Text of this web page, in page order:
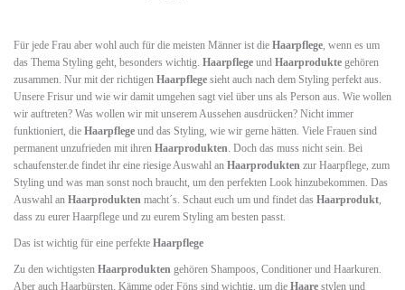
Für jede Frau aber wohl auch für die meisten Männer ist die Haarpflege, wenn es um
das Thema Styling geht, besonders wichtig. Haarpflege und Haarprodukte gehören
zusammen. Nur mit der richtigen Haarpflege sieht auch nach dem Styling perfekt aus.
Unsere Frisur und wie wir damit umgehen sagt viel über uns als Person aus. Wie wollen
wir auftreten? Was wollen wir mit unserem Aussehen ausdrücken? Nicht immer
funktioniert, die Haarpflege und das Styling, wie wir gerne hätten. Viele Frauen sind
permanent unzufrieden mit ihren Haarprodukten. Doch das muss nicht sein. Bei
schaufenster.de findet ihr eine riesige Auswahl an Haarprodukten zur Haarpflege, zum
Styling und was man sonst noch braucht, um den perfekten Look hinzubekommen. Das
Auswahl an Haarprodukten macht´s. Schaut euch um und findet das Haarprodukt,
dass zu eurer Haarpflege und zu eurem Styling am besten passt.
Das ist wichtig für eine perfekte Haarpflege
Zu den wichtigsten Haarprodukten gehören Shampoos, Conditioner und Haarkuren.
Aber auch Haarbürsten, Kämme oder Föns sind wichtig, um die Haare stylen und